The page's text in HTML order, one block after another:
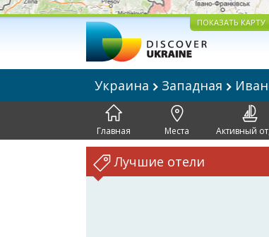
ПОКАЗАТЬ КАРТУ
Украина Западная
Главная Места Активный
Лучшие отели